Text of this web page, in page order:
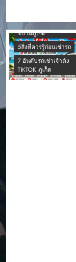
5 รถยอดนิยม เช่ารถ
ขับในภูเก็ต
5สิ่งที่ควรรู้ก่อนเช่ารถ
7 อันดับรถเช่าเจ้าดัง
TIKTOK ภูเก็ต